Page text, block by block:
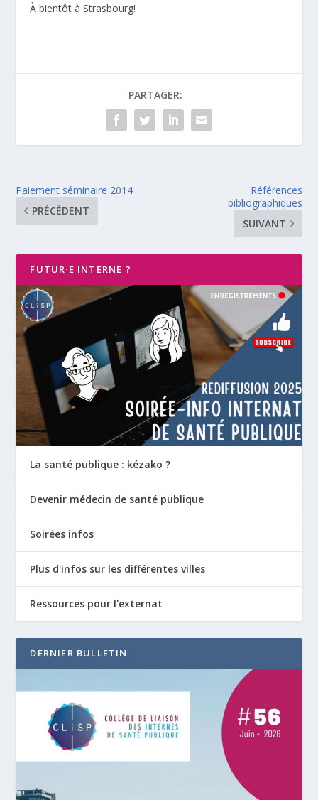
À bientôt à Strasbourg!
PARTAGER:
Paiement séminaire 2014
PRÉCÉDENT
Références
bibliographiques
SUIVANT
FUTUR·E INTERNE ?
La santé publique : kézako ?
Devenir médecin de santé publique
Soirées infos
Plus d'infos sur les différentes villes
Ressources pour l'externat
DERNIER BULLETIN